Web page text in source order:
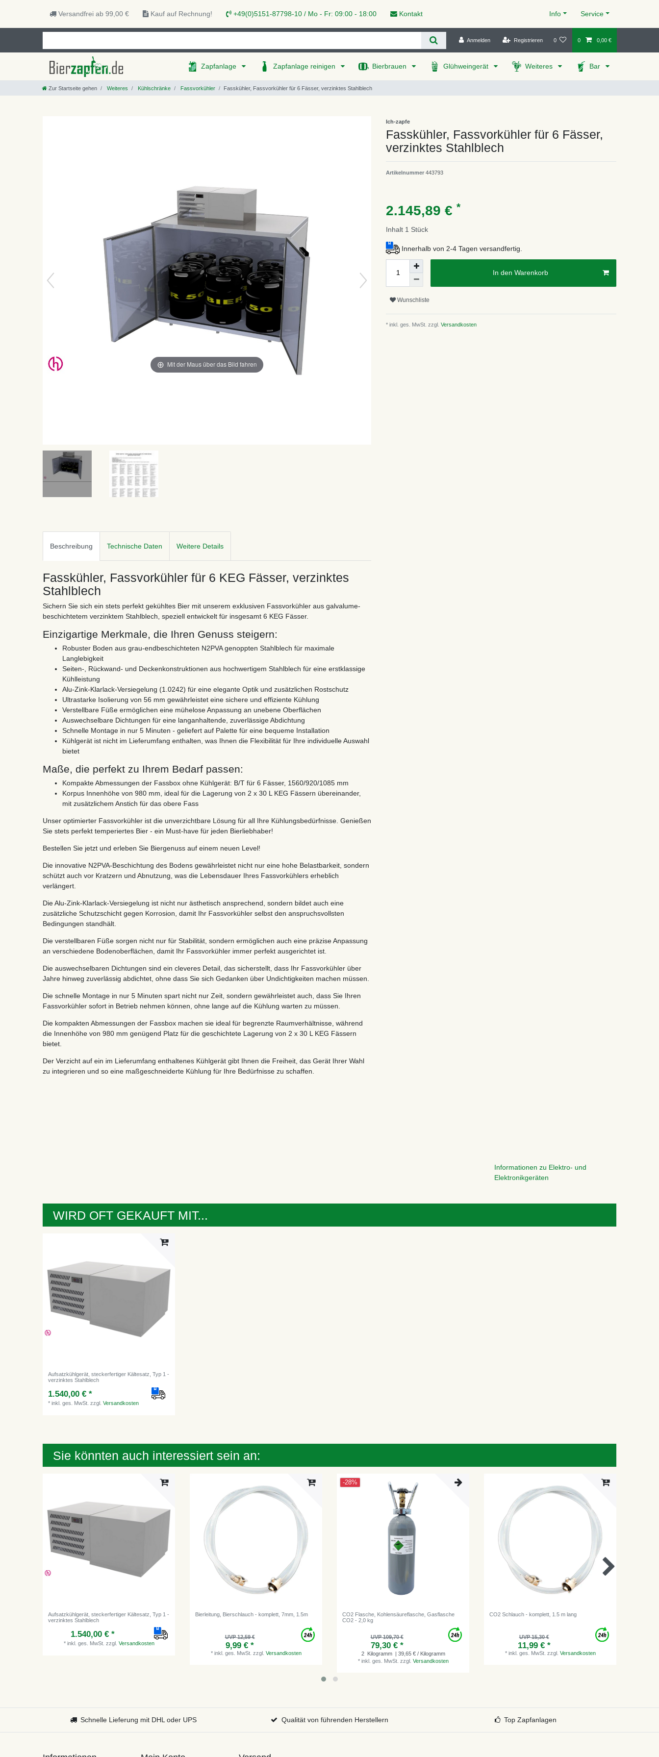
Versandfrei ab 99,00 € Kauf auf Rechnung! +49(0)5151-87798-10 / Mo - Fr: 09:00 - 18:00 Kontakt Info Service
Anmelden Registrieren 0 0 0,00 €
Zapfanlage Zapfanlage reinigen Bierbrauen Glühweingerät Weiteres Bar
Zur Startseite gehen Weiteres Kühlschränke Fassvorkühler Fasskühler, Fassvorkühler für 6 Fässer, verzinktes Stahlblech
Mit der Maus über das Bild fahren
Ich-zapfe
Fasskühler, Fassvorkühler für 6 Fässer,
verzinktes Stahlblech
Artikelnummer 443793
2.145,89 € *
Inhalt 1 Stück
Innerhalb von 2-4 Tagen versandfertig.
In den Warenkorb
Wunschliste
* inkl. ges. MwSt. zzgl. Versandkosten
Beschreibung Technische Daten Weitere Details
Fasskühler, Fassvorkühler für 6 KEG Fässer, verzinktes
Stahlblech
Sichern Sie sich ein stets perfekt gekühltes Bier mit unserem exklusiven Fassvorkühler aus galvalume-
beschichtetem verzinktem Stahlblech, speziell entwickelt für insgesamt 6 KEG Fässer.
Einzigartige Merkmale, die Ihren Genuss steigern:
Robuster Boden aus grau-endbeschichteten N2PVA genoppten Stahlblech für maximale
Langlebigkeit
Seiten-, Rückwand- und Deckenkonstruktionen aus hochwertigem Stahlblech für eine erstklassige
Kühlleistung
Alu-Zink-Klarlack-Versiegelung (1.0242) für eine elegante Optik und zusätzlichen Rostschutz
Ultrastarke Isolierung von 56 mm gewährleistet eine sichere und effiziente Kühlung
Verstellbare Füße ermöglichen eine mühelose Anpassung an unebene Oberflächen
Auswechselbare Dichtungen für eine langanhaltende, zuverlässige Abdichtung
Schnelle Montage in nur 5 Minuten - geliefert auf Palette für eine bequeme Installation
Kühlgerät ist nicht im Lieferumfang enthalten, was Ihnen die Flexibilität für Ihre individuelle Auswahl
bietet
Maße, die perfekt zu Ihrem Bedarf passen:
Kompakte Abmessungen der Fassbox ohne Kühlgerät: B/T für 6 Fässer, 1560/920/1085 mm
Korpus Innenhöhe von 980 mm, ideal für die Lagerung von 2 x 30 L KEG Fässern übereinander,
mit zusätzlichem Anstich für das obere Fass
Unser optimierter Fassvorkühler ist die unverzichtbare Lösung für all Ihre Kühlungsbedürfnisse. Genießen
Sie stets perfekt temperiertes Bier - ein Must-have für jeden Bierliebhaber!
Bestellen Sie jetzt und erleben Sie Biergenuss auf einem neuen Level!
Die innovative N2PVA-Beschichtung des Bodens gewährleistet nicht nur eine hohe Belastbarkeit, sondern
schützt auch vor Kratzern und Abnutzung, was die Lebensdauer Ihres Fassvorkühlers erheblich
verlängert.
Die Alu-Zink-Klarlack-Versiegelung ist nicht nur ästhetisch ansprechend, sondern bildet auch eine
zusätzliche Schutzschicht gegen Korrosion, damit Ihr Fassvorkühler selbst den anspruchsvollsten
Bedingungen standhält.
Die verstellbaren Füße sorgen nicht nur für Stabilität, sondern ermöglichen auch eine präzise Anpassung
an verschiedene Bodenoberflächen, damit Ihr Fassvorkühler immer perfekt ausgerichtet ist.
Die auswechselbaren Dichtungen sind ein cleveres Detail, das sicherstellt, dass Ihr Fassvorkühler über
Jahre hinweg zuverlässig abdichtet, ohne dass Sie sich Gedanken über Undichtigkeiten machen müssen.
Die schnelle Montage in nur 5 Minuten spart nicht nur Zeit, sondern gewährleistet auch, dass Sie Ihren
Fassvorkühler sofort in Betrieb nehmen können, ohne lange auf die Kühlung warten zu müssen.
Die kompakten Abmessungen der Fassbox machen sie ideal für begrenzte Raumverhältnisse, während
die Innenhöhe von 980 mm genügend Platz für die geschichtete Lagerung von 2 x 30 L KEG Fässern
bietet.
Der Verzicht auf ein im Lieferumfang enthaltenes Kühlgerät gibt Ihnen die Freiheit, das Gerät Ihrer Wahl
zu integrieren und so eine maßgeschneiderte Kühlung für Ihre Bedürfnisse zu schaffen.
Informationen zu Elektro- und
Elektronikgeräten
WIRD OFT GEKAUFT MIT...
Aufsatzkühlgerät, steckerfertiger Kältesatz, Typ 1 -
verzinktes Stahlblech
1.540,00 € *
*inkl. ges. MwSt. zzgl.Versandkosten
Sie könnten auch interessiert sein an:
Aufsatzkühlgerät, steckerfertiger Kältesatz, Typ 1 -
verzinktes Stahlblech
1.540,00 € *
* inkl. ges. MwSt. zzgl. Versandkosten
Bierleitung, Bierschlauch - komplett, 7mm, 1.5m
UVP 12,59 €
9,99 € *
* inkl. ges. MwSt. zzgl. Versandkosten
-28%
CO2 Flasche, Kohlensäureflasche, Gasflasche
CO2 - 2,0 kg
UVP 109,70 €
79,30 € *
2 Kilogramm
| 39,65 € / Kilogramm
* inkl. ges. MwSt. zzgl. Versandkosten
CO2 Schlauch - komplett, 1.5 m lang
UVP 15,30 €
11,99 € *
* inkl. ges. MwSt. zzgl. Versandkosten
Schnelle Lieferung mit DHL oder UPS Qualität von führenden Herstellern Top Zapfanlagen